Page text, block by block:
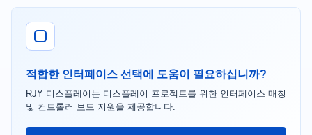
적합한 인터페이스 선택에 도움이 필요하십니까?
RJY 디스플레이는 디스플레이 프로젝트를 위한 인터페이스 매칭
및 컨트롤러 보드 지원을 제공합니다.